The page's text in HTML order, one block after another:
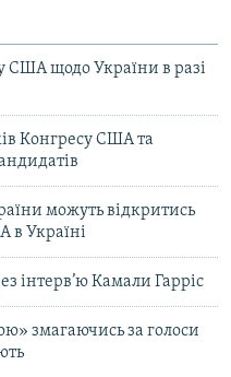
США щодо України в разі
Конгресу США та
можуть відкритись
в Україні
інтерв’ю Камали Гарріс
змагаючись за голоси